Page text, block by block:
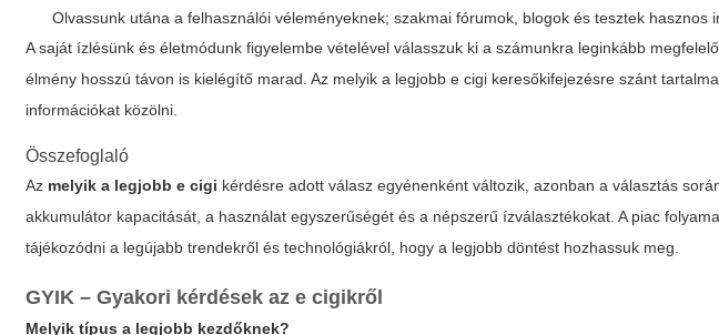
Olvassunk utána a felhasználói véleményeknek; szakmai fórumok, blogok és tesztek hasznos
A saját ízlésünk és életmódunk figyelembe vételével válasszuk ki a számunkra leginkább
élmény hosszú távon is kielégítő marad. Az melyik a legjobb e cigi keresőkifejezésre szánt
információkat közölni.
Összefoglaló
Az melyik a legjobb e cigi kérdésre adott válasz egyénenként változik, azonban a választás
akkumulátor kapacitását, a használat egyszerűségét és a népszerű ízválasztékokat. A piac
tájékozódni a legújabb trendekről és technológiákról, hogy a legjobb döntést hozhassuk meg.
GYIK – Gyakori kérdések az e cigikről
Melyik típus a legjobb kezdőknek?